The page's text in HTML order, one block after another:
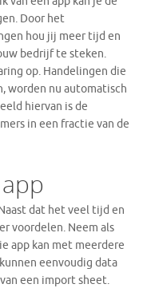
Door het
hou jij meer tijd en
bedrijf te steken.
op. Handelingen die
worden nu automatisch
hiervan is de
in een fractie van de
dat het veel tijd en
voordelen. Neem als
app kan met meerdere
eenvoudig data
een import sheet.